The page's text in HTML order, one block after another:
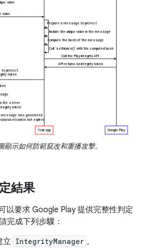
顯示如何防範竄改和重播攻擊。
結果
以要求 Google Play 提供完整性判定
完成下列步驟：
立 IntegrityManager 。